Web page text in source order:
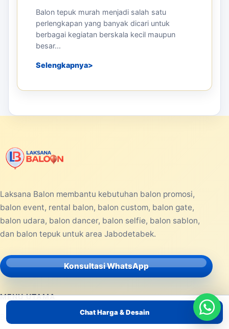
Balon tepuk murah menjadi salah satu
perlengkapan yang banyak dicari untuk
berbagai kegiatan berskala kecil maupun
besar...
Selengkapnya
Chat Harga & Desain
Laksana Balon membantu kebutuhan balon promosi,
balon event, rental balon, balon custom, balon gate,
balon udara, balon dancer, balon selfie, balon sablon,
dan balon tepuk untuk area Jabodetabek.
Konsultasi WhatsApp
MENU UTAMA
Beranda